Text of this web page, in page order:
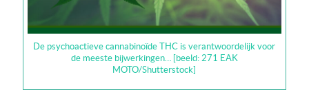
De psychoactieve cannabinoïde THC is verantwoordelijk voor
de meeste bijwerkingen… [beeld: 271 EAK
MOTO/Shutterstock]